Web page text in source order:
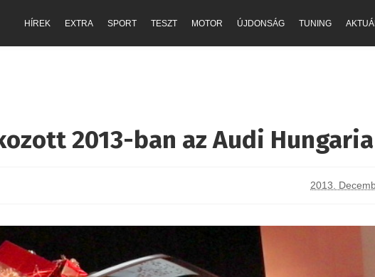
HÍREK EXTRA SPORT TESZT MOTOR ÚJDONSÁG TUNING
2013-ban az Audi Hungaria
2013.